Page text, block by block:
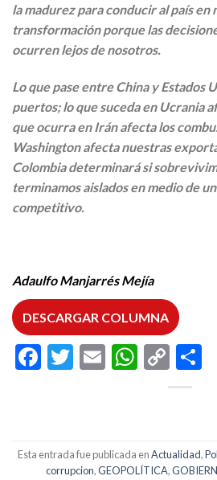
la madurez para conducir al país en
transformación porque las
ocurren lejos de nosotros.
Lo que pase entre China y Estados
puertos; lo que suceda en Ucrania
que ocurra en Irán afecta los
Washington afecta nuestras
Colombia determinará si
terminamos aislados en medio de
competitivo.
Adaulfo Manjarrés Mejía
DESCARGAR COLUMNA
Facebook
Twitter
Email Copy
Link
Esta entrada fue publicada enActualidad,
corrupcion,GEOPOLÍTICA,